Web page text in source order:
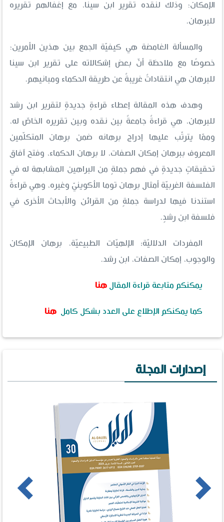
الإمكان؛ وذلك لنقده تقرير ابن سينا، مع إغفالهم تقريره
للبرهان.
والمسألة الغامضة هي كيفيّة الجمع بين هذين الأمرين؛
خصوصًا مع ملاحظة أنّ بعض إشكالاته على تقرير ابن سينا
للبرهان هي انتقاداتٌ غريبةٌ عن طريقة الحكماء ومبانيهم.
وهدف هذه المقالة إعطاء قراءةٍ جديدةٍ لتقرير ابن رشد
للبرهان، هي قراءةٌ جامعةٌ بين نقده وبين تقريره الخاصّ له،
وممّا يترتّب عليها إدراج برهانه ضمن برهان المتكلّمين
المعروف ببرهان إمكان الصفات، لا برهان الحكماء، وفتح آفاق
تحقيقاتٍ جديدةٍ في فهم جملةٍ من البراهين المشابهة له في
الفلسفة الغربيّة أمثال برهان توما الأكوينيّ وغيره، وهي قراءةٌ
استندنا فيها لدراسة جملةٍ من القرائن والأبحاث الأخرى في
فلسفة ابن رشدٍ.
المفردات الدلاليّة: الإلهيّات الطبيعيّة، برهان الإمكان
والوجوب، إمكان الصفات، ابن رشد.
يمكنكم متابعة قراءة المقال هنا
كما يمكنكم الإطلاع على العدد بشكل كامل هنا
إصدارات المجلة
Next